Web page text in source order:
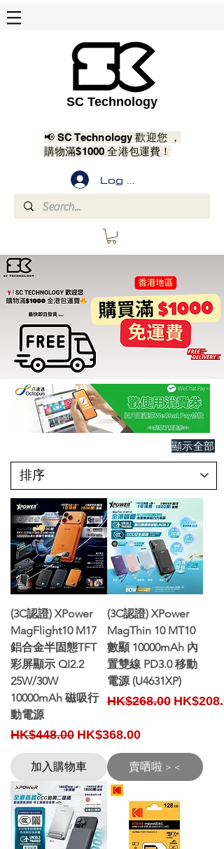
SC Technology
📢 SC Technology 歡迎您 ，
購物滿$1000 全港包運費！
Log In
顯示全部
(3C認證) XPower
MagFlight10 M17
鋁合金半固態TFT
彩屏顯示 QI2.2
25W/30W
10000mAh 磁吸行
動電源
Regular Price
HK$448.00 Sale Price
HK$368.00
加入購物車
(3C認證) XPower
MagThin 10 MT10
數顯 10000mAh 內
置雙線 PD3.0 移動
電源 (U4631XP)
Regular Price
HK$268.00 Sale
賣哂啦 > <